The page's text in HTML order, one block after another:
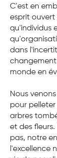
C'est en
esprit
qu'individus
dans
monde en
Nous
pour
arbres
et des
pas, notre
l'excellence